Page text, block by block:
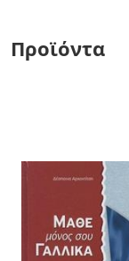
Προϊόντα